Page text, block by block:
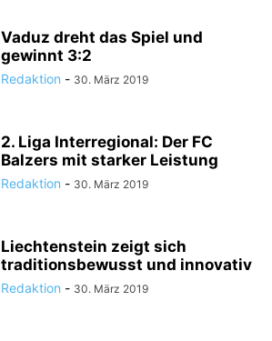
Vaduz dreht das Spiel und
gewinnt 3:2
Redaktion - 30. März 2019
2. Liga Interregional: Der FC
Balzers mit starker Leistung
Redaktion - 30. März 2019
Liechtenstein zeigt sich
traditionsbewusst und innovativ
Redaktion - 30. März 2019